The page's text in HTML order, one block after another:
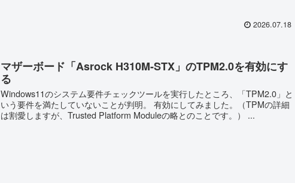
2026.07.18
マザーボード「Asrock H310M-STX」のTPM2.0を有効にす
る
Windows11のシステム要件チェックツールを実行したところ、「TPM2.0」と
いう要件を満たしていないことが判明。 有効にしてみました。（TPMの詳細
は割愛しますが、Trusted Platform Moduleの略とのことです。） ...